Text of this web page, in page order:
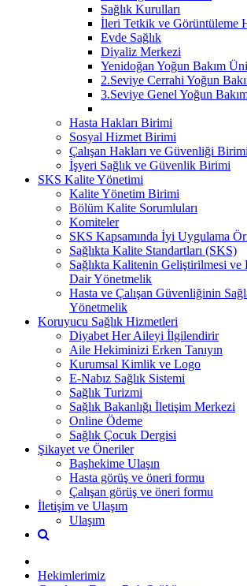
Sağlık Kurulları
İleri Tetkik ve Görüntüleme
Evde Sağlık
Diyaliz Merkezi
Yenidoğan Yoğun Bakım
2.Seviye Cerrahi Yoğun
3.Seviye Genel Yoğun
Hasta Hakları Birimi
Sosyal Hizmet Birimi
Çalışan Hakları ve Güvenliği Birimi
İşyeri Sağlık ve Güvenlik Birimi
SKS Kalite Yönetimi
Kalite Yönetim Birimi
Bölüm Kalite Sorumluları
Komiteler
SKS Kapsamında İyi Uygulama
Sağlıkta Kalite Standartları (SKS)
Sağlıkta Kalitenin Geliştirilmesi ve
Dair Yönetmelik
Hasta ve Çalışan Güvenliğinin
Yönetmelik
Koruyucu Sağlık Hizmetleri
Diyabet Her Aileyi İlgilendirir
Aile Hekiminizi Erken Tanıyın
Kurumsal Kimlik ve Logo
E-Nabız Sağlık Sistemi
Sağlık Turizmi
Sağlık Bakanlığı İletişim Merkezi
Online Ödeme
Sağlık Çocuk Dergisi
Şikayet ve Öneriler
Başhekime Ulaşın
Hasta görüş ve öneri formu
Çalışan görüş ve öneri formu
İletişim ve Ulaşım
Ulaşım
Hekimlerimiz